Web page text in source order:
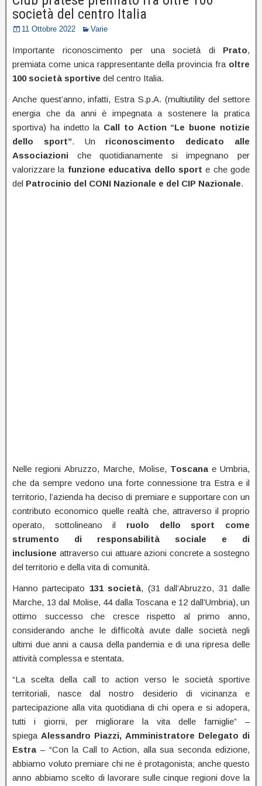
società del centro Italia
11 Ottobre 2022 Varie
Importante riconoscimento per una società di Prato,
premiata come unica rappresentante della provincia fra oltre
100 società sportive del centro Italia.
Anche quest’anno, infatti, Estra S.p.A. (multiutility del settore
energia che da anni è impegnata a sostenere la pratica
sportiva) ha indetto la Call to Action “Le buone notizie
dello sport”. Un riconoscimento dedicato alle
Associazioni che quotidianamente si impegnano per
valorizzare la funzione educativa dello sport e che gode
del Patrocinio del CONI Nazionale e del CIP Nazionale.
Nelle regioni Abruzzo, Marche, Molise, Toscanae Umbria,
che da sempre vedono una forte connessione tra Estra e il
territorio, l’azienda ha deciso di premiare e supportare con un
contributo economico quelle realtà che, attraverso il proprio
operato, sottolineano il ruolo dello sport come
strumento di responsabilità sociale e di
inclusione attraverso cui attuare azioni concrete a sostegno
del territorio e della vita di comunità.
Hanno partecipato 131 società, (31 dall’Abruzzo, 31 dalle
Marche, 13 dal Molise, 44 dalla Toscana e 12 dall’Umbria), un
ottimo successo che cresce rispetto al primo anno,
considerando anche le difficoltà avute dalle società negli
ultimi due anni a causa della pandemia e di una ripresa delle
attività complessa e stentata.
“La scelta della call to action verso le società sportive
territoriali, nasce dal nostro desiderio di vicinanza e
partecipazione alla vita quotidiana di chi opera e si adopera,
tutti i giorni, per migliorare la vita delle famiglie” –
spiega Alessandro Piazzi, Amministratore Delegato di
Estra – “Con la Call to Action, alla sua seconda edizione,
abbiamo voluto premiare chi ne è protagonista; anche questo
anno abbiamo scelto di lavorare sulle cinque regioni dove la